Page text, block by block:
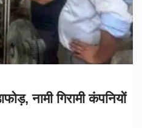
नामी गिरामी कंपनियों